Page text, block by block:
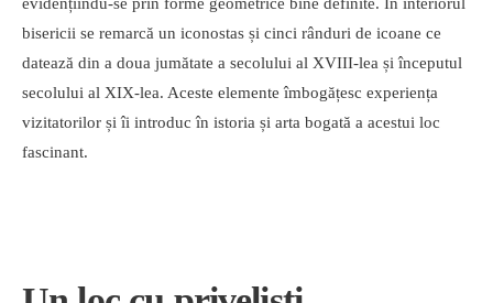
evidențiindu-se prin forme geometrice bine definite. În interiorul
bisericii se remarcă un iconostas și cinci rânduri de icoane ce
datează din a doua jumătate a secolului al XVIII-lea și începutul
secolului al XIX-lea. Aceste elemente îmbogățesc experiența
vizitatorilor și îi introduc în istoria și arta bogată a acestui loc
fascinant.